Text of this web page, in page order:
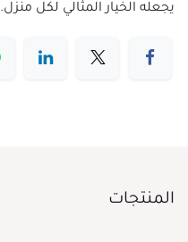
يجعله الخيار المثالي لكل منزل.
المنتجات